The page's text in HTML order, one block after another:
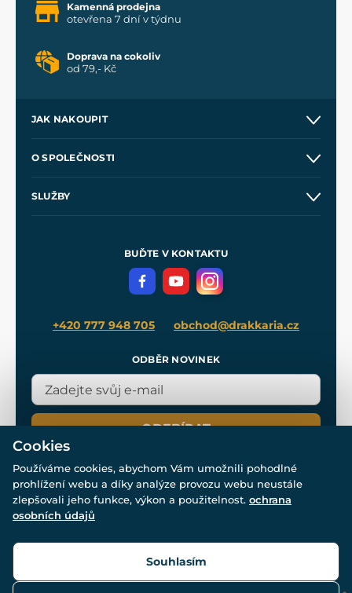
Kamenná prodejna
otevřena 7 dní v týdnu
Doprava na cokoliv
od 79,- Kč
JAK NAKOUPIT
Velkoobchod
O SPOLEČNOSTI
SLUŽBY
Meče pro Kingdom Come
BUĎTE V KONTAKTU
+420 777 948 705 obchod@drakkaria.cz
ODBĚR NOVINEK
ODEBÍRAT
© Všechna práva vyhrazena. www.drakkaria.cz 2007-2026.
Cookies
Používáme cookies, abychom Vám umožnili pohodlné
prohlížení webu a díky analýze provozu webu neustále
zlepšovali jeho funkce, výkon a použitelnost. ochrana
osobních údajů
Souhlasím